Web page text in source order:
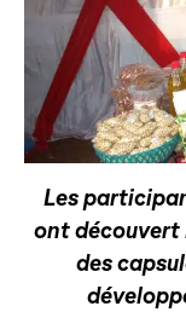
Les
ont découvert
des